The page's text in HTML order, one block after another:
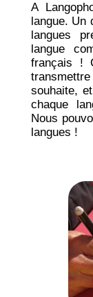
A
langue.
langues
langue
français !
souhaite,
chaque
Nous
langues !